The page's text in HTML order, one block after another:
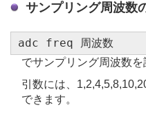
サンプリング周波数
adc freq 周波数
でサンプリング周波数を
引数には、
できます。